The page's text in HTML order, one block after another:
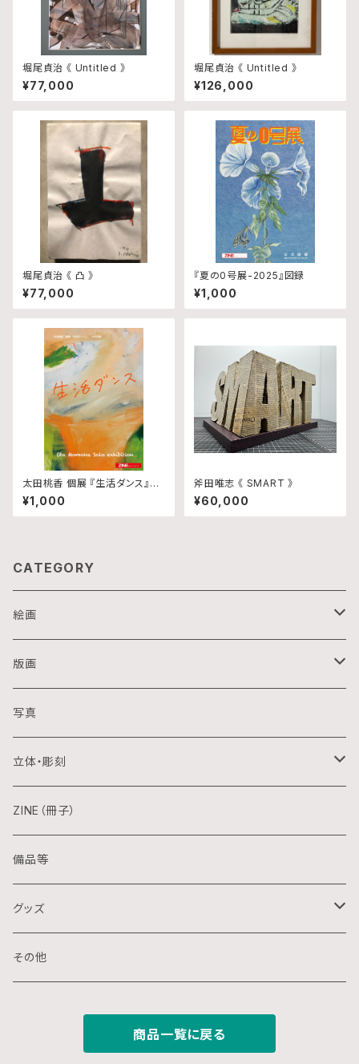
堀尾貞治 《 Untitled 》
¥77,000
堀尾貞治 《 Untitled 》
¥126,000
堀尾貞治 《 凸 》
¥77,000
『夏の0号展-2025』図録
¥1,000
太田桃香 個展 『生活ダンス』図
録
¥1,000
斧田唯志 《 SMART 》
¥60,000
CATEGORY
絵画
油画
アクリル画
日本画
水彩画
クレパス画
水墨画
スプレー画
版画
銅版画
木版画
シルクスクリーン
リトグラフ
デジタル
ステンシル
デジタルプリント
写真
立体・彫刻
陶芸
金属
石
木
ZINE（冊子）
備品等
グッズ
ポストカード
その他
商品一覧に戻る